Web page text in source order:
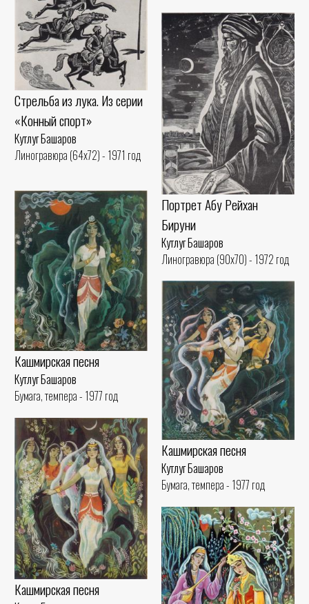
Стрельба из лука. Из серии
«Конный спорт»
Кутлуг Башаров
Линогравюра (64x72) - 1971 год
Портрет Абу Рейхан
Бируни
Кутлуг Башаров
Линогравюра (90x70) - 1972 год
Кашмирская песня
Кутлуг Башаров
Бумага, темпера - 1977 год
Кашмирская песня
Кутлуг Башаров
Бумага, темпера - 1977 год
Кашмирская песня